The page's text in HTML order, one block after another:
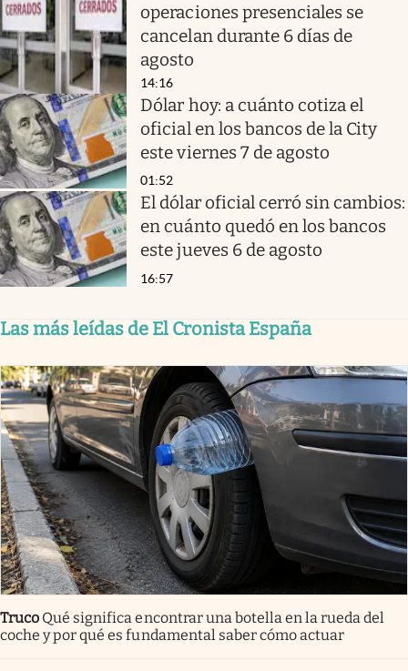
operaciones presenciales se
cancelan durante 6 días de
agosto
14:16
Dólar hoy: a cuánto cotiza el
oficial en los bancos de la City
este viernes 7 de agosto
01:52
El dólar oficial cerró sin cambios:
en cuánto quedó en los bancos
este jueves 6 de agosto
16:57
Las más leídas de El Cronista España
Truco Qué significa encontrar una botella en la rueda del
coche y por qué es fundamental saber cómo actuar